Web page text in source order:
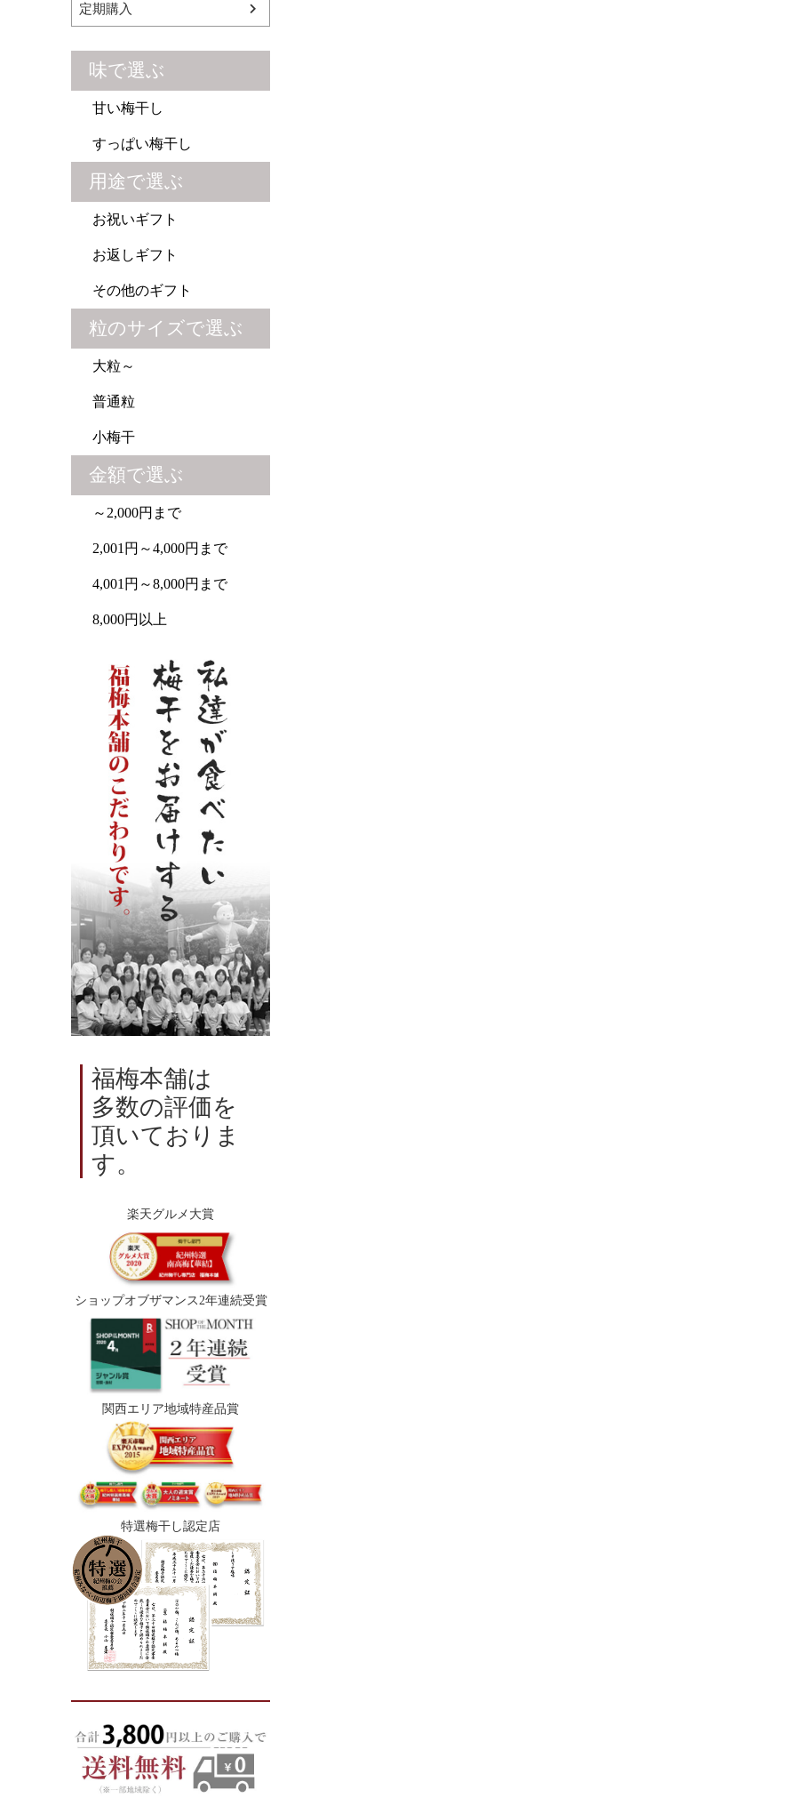
定期購入
味で選ぶ
甘い梅干し
すっぱい梅干し
用途で選ぶ
お祝いギフト
お返しギフト
その他のギフト
粒のサイズで選ぶ
大粒～
普通粒
小梅干
金額で選ぶ
～2,000円まで
2,001円～4,000円まで
4,001円～8,000円まで
8,000円以上
福梅本舗は
多数の評価を
頂いておりま
す。
楽天グルメ大賞
ショップオブザマンス2年連続受賞
関西エリア地域特産品賞
特選梅干し認定店